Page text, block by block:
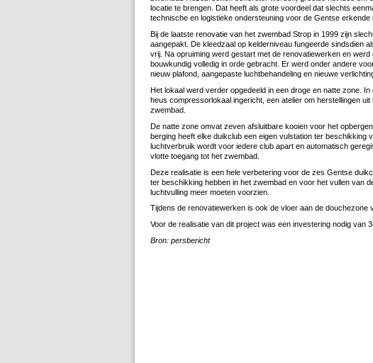
locatie te brengen. Dat heeft als grote voordeel dat slechts
technische en logistieke ondersteuning voor de Gentse erkende
Bij de laatste renovatie van het zwembad Strop in 1999 zijn
aangepakt. De kleedzaal op kelderniveau fungeerde sindsdien
vrij. Na opruiming werd gestart met de renovatiewerken en
bouwkundig volledig in orde gebracht. Er werd onder andere
nieuw plafond, aangepaste luchtbehandeling en nieuwe
Het lokaal werd verder opgedeeld in een droge en natte zone.
heus compressorlokaal ingericht, een atelier om herstellingen
zwembad.
De natte zone omvat zeven afsluitbare kooien voor het
berging heeft elke duikclub een eigen vulstation ter beschikking
luchtverbruik wordt voor iedere club apart en automatisch
vlotte toegang tot het zwembad.
Deze realisatie is een hele verbetering voor de zes Gentse
ter beschikking hebben in het zwembad en voor het vullen van
luchtvulling meer moeten voorzien.
Tijdens de renovatiewerken is ook de vloer aan de douchezone
Voor de realisatie van dit project was een investering nodig van
Bron: persbericht